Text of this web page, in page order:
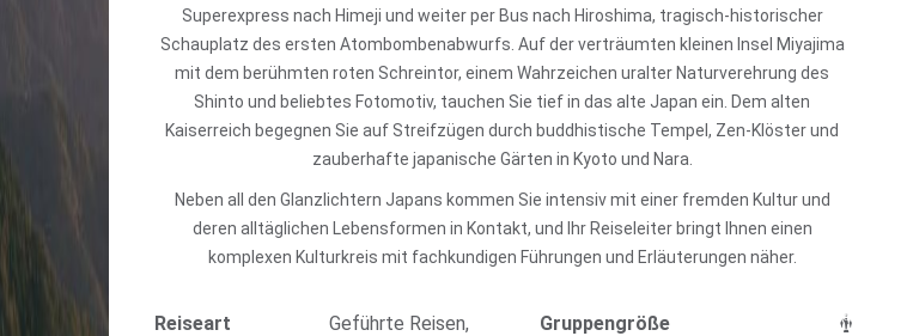
Superexpress nach Himeji und weiter per Bus nach Hiroshima, tragisch-historischer
Schauplatz des ersten Atombombenabwurfs. Auf der verträumten kleinen Insel Miyajima
mit dem berühmten roten Schreintor, einem Wahrzeichen uralter Naturverehrung des
Shinto und beliebtes Fotomotiv, tauchen Sie tief in das alte Japan ein. Dem alten
Kaiserreich begegnen Sie auf Streifzügen durch buddhistische Tempel, Zen-Klöster und
zauberhafte japanische Gärten in Kyoto und Nara.
Neben all den Glanzlichtern Japans kommen Sie intensiv mit einer fremden Kultur und
deren alltäglichen Lebensformen in Kontakt, und Ihr Reiseleiter bringt Ihnen einen
komplexen Kulturkreis mit fachkundigen Führungen und Erläuterungen näher.
Reiseart
Geführte Reisen,
Gruppengröße